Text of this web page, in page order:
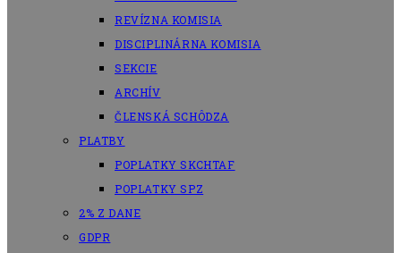
REVÍZNA KOMISIA
DISCIPLINÁRNA KOMISIA
SEKCIE
ARCHÍV
ČLENSKÁ SCHÔDZA
PLATBY
POPLATKY SKCHTAF
POPLATKY SPZ
2% Z DANE
GDPR